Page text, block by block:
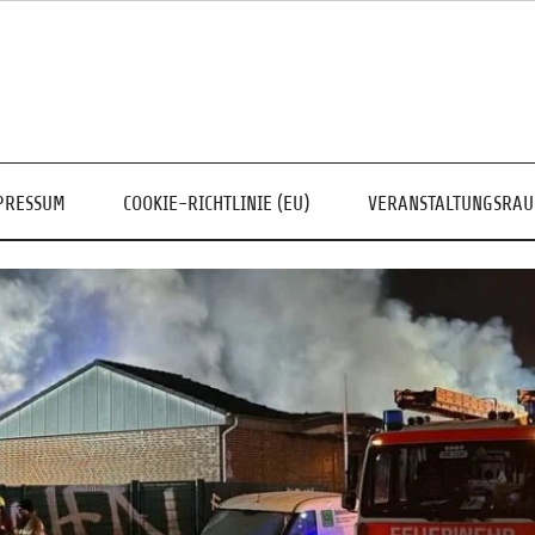
COOKIE-RICHTLINIE (EU)